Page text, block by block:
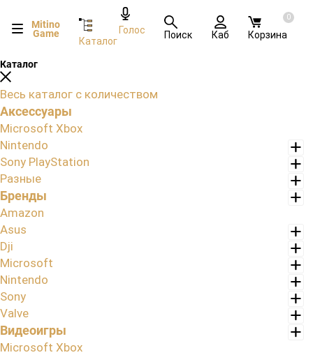
Mitino
Game
Каталог
Голос Поиск Каб
0
Корзина
Каталог
Весь каталог с количеством
Аксессуары
Microsoft Xbox
Nintendo
Sony PlayStation
Разные
Бренды
Amazon
Asus
Dji
Microsoft
Nintendo
Sony
Valve
Видеоигры
Microsoft Xbox